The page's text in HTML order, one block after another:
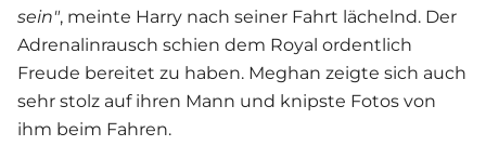
sein", meinte Harry nach seiner Fahrt lächelnd. Der
Adrenalinrausch schien dem Royal ordentlich
Freude bereitet zu haben. Meghan zeigte sich auch
sehr stolz auf ihren Mann und knipste Fotos von
ihm beim Fahren.